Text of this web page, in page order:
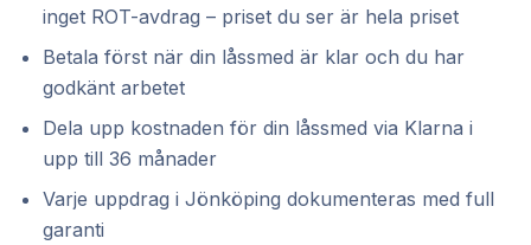
inget ROT-avdrag – priset du ser är hela priset
Betala först när din låssmed är klar och du har
godkänt arbetet
Dela upp kostnaden för din låssmed via Klarna i
upp till 36 månader
Varje uppdrag i Jönköping dokumenteras med full
garanti